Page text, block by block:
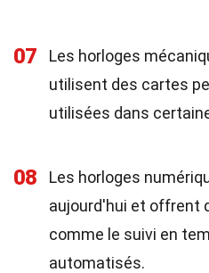
07
Les horloges
utilisent des cartes
utilisées dans
08
Les horloges
aujourd'hui et offrent
comme le suivi en
automatisés.